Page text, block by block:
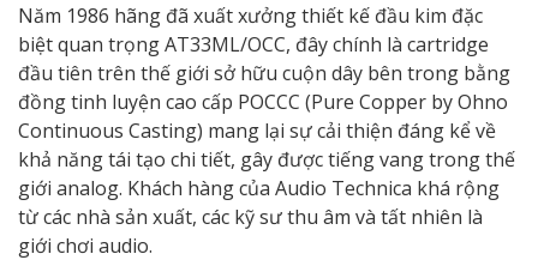
Năm 1986 hãng đã xuất xưởng thiết kế đầu kim đặc
biệt quan trọng AT33ML/OCC, đây chính là cartridge
đầu tiên trên thế giới sở hữu cuộn dây bên trong bằng
đồng tinh luyện cao cấp POCCC (Pure Copper by Ohno
Continuous Casting) mang lại sự cải thiện đáng kể về
khả năng tái tạo chi tiết, gây được tiếng vang trong thế
giới analog. Khách hàng của Audio Technica khá rộng
từ các nhà sản xuất, các kỹ sư thu âm và tất nhiên là
giới chơi audio.